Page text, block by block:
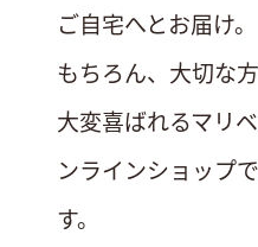
ご自宅へとお届け。
もちろん、大切な
大変喜ばれるマリ
ンラインショップ
す。